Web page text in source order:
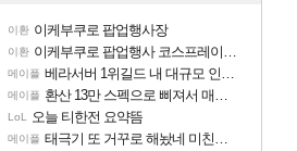
와우 아이템매니아에 골드팔아 월 2천만원 넘게 버는 인간
아이온2 아이온2 글로벌서버 해외 유저 반응
리니지M 이 맛에 주말던전 돔 [10]
차벤 아반테 2.0 자연흡기? [1]
비스트 모든 바우에라 업그레이드 아이템 획득 위치 공
비스트 모든 엘리트 골렘 위치 공략 (30개) - 방랑
이환 이케부쿠로 팝업행사장
이환 이케부쿠로 팝업행사 코스프레이어들!!
메이플 베라서버 1위길드 내 대규모 인원이탈종용 추정사건
메이플 환산 13만 스펙으로 삐져서 매주 수로 10만점 치고있으면 ㅋㅋ
LoL 오늘 티한전 요약뜸
메이플 태극기 또 거꾸로 해놨네 미친것들 ㅋㅋㅋ